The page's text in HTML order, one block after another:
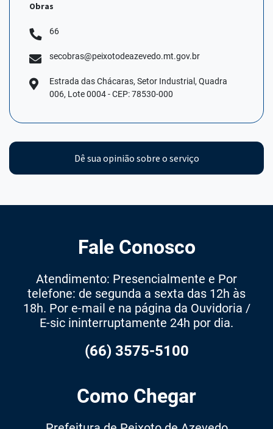
Obras
66
secobras@peixotodeazevedo.mt.gov.br
Estrada das Chácaras, Setor Industrial, Quadra
006, Lote 0004 - CEP: 78530-000
Dê sua opinião sobre o serviço
Fale Conosco
Atendimento: Presencialmente e Por
telefone: de segunda a sexta das 12h às
18h. Por e-mail e na página da Ouvidoria /
E-sic ininterruptamente 24h por dia.
(66) 3575-5100
Como Chegar